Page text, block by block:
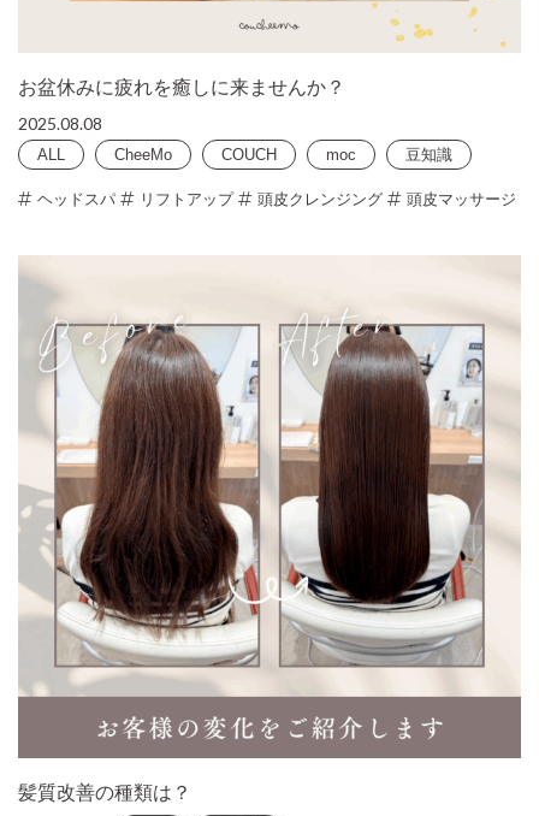
お盆休みに疲れを癒しに来ませんか？
2025.08.08
ALL CheeMo COUCH moc 豆知識
ヘッドスパ リフトアップ 頭皮クレンジング 頭皮マッサージ
髪質改善の種類は？